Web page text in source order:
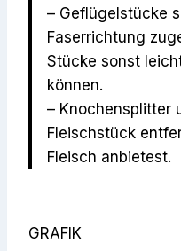
– Geflügelstücke
Faserrichtung
Stücke sonst
können.
– Knochensplitter
Fleischstück
Fleisch anbietest.
GRAFIK